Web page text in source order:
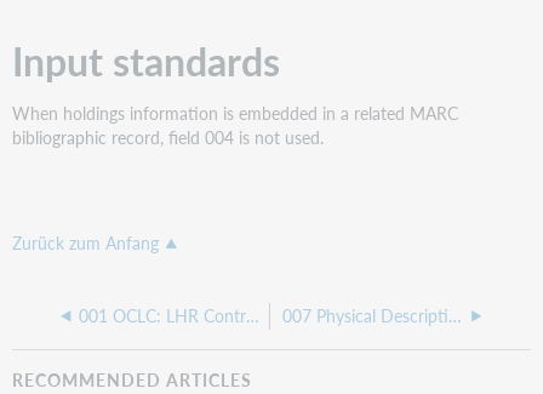
Input standards
When holdings information is embedded in a related MARC
bibliographic record, field 004 is not used.
Zurück zum Anfang
001 OCLC: LHR Control Number 007 Physical Description Fixed Field (NR)
RECOMMENDED ARTICLES